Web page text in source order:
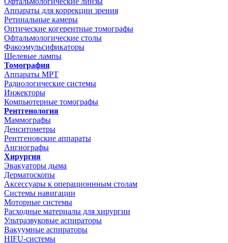
Аппараты для коррекции зрения
Ретинальные камеры
Оптические когерентные томографы
Офтальмологические столы
Факоэмульсификаторы
Щелевые лампы
Томография
Аппараты МРТ
Радиологические системы
Инжекторы
Компьютерные томографы
Рентгенология
Маммографы
Денситометры
Рентгеновские аппараты
Ангиографы
Хирургия
Эвакуаторы дыма
Дерматоскопы
Аксессуары к операционнным столам
Системы навигации
Моторные системы
Расходные материалы для хирургии
Ультразвуковые аспираторы
Вакуумные аспираторы
HIFU-системы